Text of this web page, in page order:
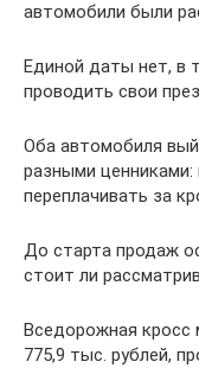
автомобили были
Единой даты нет, в
проводить свои
Оба автомобиля
разными
переплачивать за
До старта продаж
стоит ли
Вседорожная кросс
775,9 тыс. рублей,